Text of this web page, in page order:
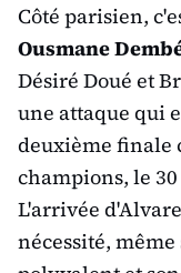
Côté parisien,
Ousmane
Désiré Doué et
une attaque qui
deuxième finale
champions, le
L'arrivée
nécessité,